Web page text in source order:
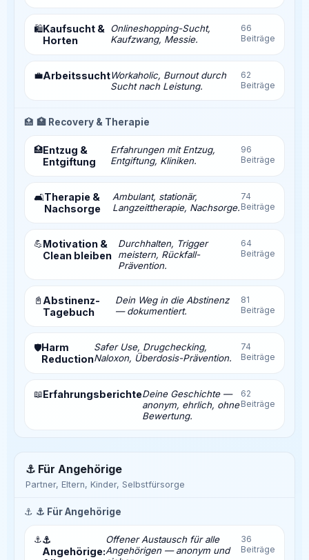
🛍️Kaufsucht &
Horten
Onlineshopping-Sucht,
Kaufzwang, Messie.
66
Beiträge
💼ArbeitssuchtWorkaholic, Burnout durch
Sucht nach Leistung.
62
Beiträge
🏥 🏥 Recovery & Therapie
🏥Entzug &
Entgiftung
Erfahrungen mit Entzug,
Entgiftung, Kliniken.
96
Beiträge
🛋️Therapie &
Nachsorge
Ambulant, stationär,
Langzeittherapie, Nachsorge.
74
Beiträge
💪Motivation &
Clean bleiben
Durchhalten, Trigger
meistern, Rückfall-
Prävention.
64
Beiträge
📓 Abstinenz-
Tagebuch
Dein Weg in die Abstinenz
— dokumentiert.
81
Beiträge
🛡️Harm
Reduction
Safer Use, Drugchecking,
Naloxon, Überdosis-Prävention.
74
Beiträge
📖ErfahrungsberichteDeine Geschichte —
anonym, ehrlich, ohne
Bewertung.
62
Beiträge
⚓ Für Angehörige
Partner, Eltern, Kinder, Selbstfürsorge
⚓ ⚓ Für Angehörige
⚓⚓
Angehörige:
Offener Austausch für alle
Angehörigen — anonym und
36
Beiträge